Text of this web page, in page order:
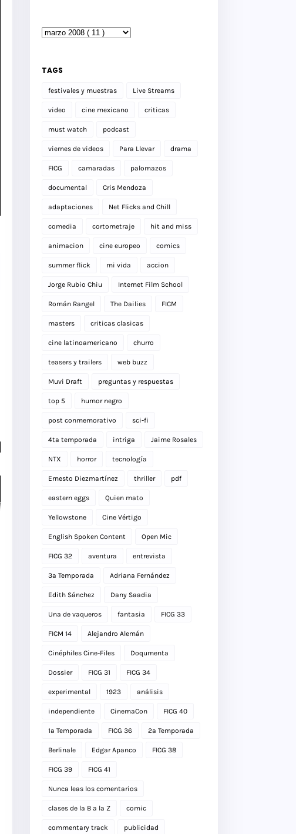
TAGS
festivales y muestras Live Streams
video cine mexicano criticas
must watch podcast
viernes de videos Para Llevar drama
FICG camaradas palomazos
documental Cris Mendoza
adaptaciones Net Flicks and Chill
comedia cortometraje hit and miss
animacion cine europeo comics
summer flick mi vida accion
Jorge Rubio Chiu Internet Film School
Román Rangel The Dailies FICM
masters criticas clasicas
cine latinoamericano churro
teasers y trailers web buzz
Muvi Draft preguntas y respuestas
top 5 humor negro
post conmemorativo sci-fi
4ta temporada intriga Jaime Rosales
NTX horror tecnología
Ernesto Diezmartínez thriller pdf
eastern eggs Quien mato
Yellowstone Cine Vértigo
English Spoken Content Open Mic
FICG 32 aventura entrevista
3a Temporada Adriana Fernández
Edith Sánchez Dany Saadia
Una de vaqueros fantasia FICG 33
FICM 14 Alejandro Alemán
Cinéphiles Cine-Files Doqumenta
Dossier FICG 31 FICG 34
experimental 1923 análisis
independiente CinemaCon FICG 40
1a Temporada FICG 36 2a Temporada
Berlinale Edgar Apanco FICG 38
FICG 39 FICG 41
Nunca leas los comentarios
clases de la B a la Z comic
commentary track publicidad